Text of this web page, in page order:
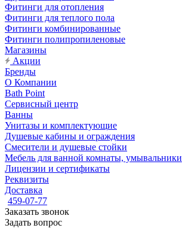
Фитинги для отопления
Фитинги для теплого пола
Фитинги комбинированные
Фитинги полипропиленовые
Магазины
Акции
Бренды
О Компании
Bath Point
Сервисный центр
Ванны
Унитазы и комплектующие
Душевые кабины и ограждения
Смесители и душевые стойки
Мебель для ванной комнаты, умывальники
Лицензии и сертификаты
Реквизиты
Доставка
459-07-77
Заказать звонок
Задать вопрос